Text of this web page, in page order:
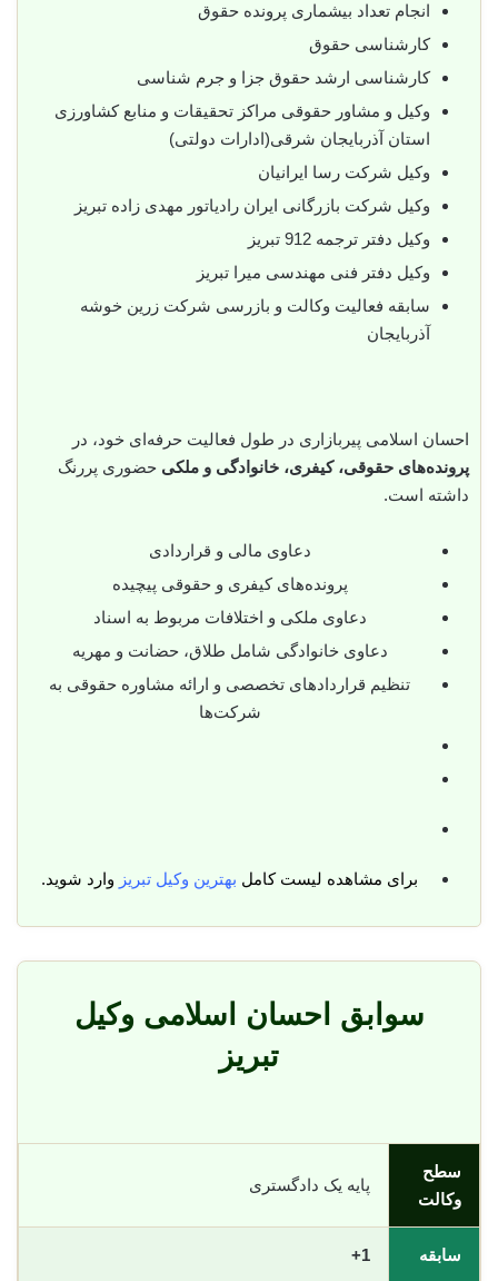
انجام تعداد بیشماری پرونده حقوق
کارشناسی حقوق
کارشناسی ارشد حقوق جزا و جرم شناسی
وکیل و مشاور حقوقی مراکز تحقیقات و منابع کشاورزی
استان آذربایجان شرقی(ادارات دولتی)
وکیل شرکت رسا ایرانیان
وکیل شرکت بازرگانی ایران رادیاتور مهدی زاده تبریز
وکیل دفتر ترجمه 912 تبریز
وکیل دفتر فنی مهندسی میرا تبریز
سابقه فعالیت وکالت و بازرسی شرکت زرین خوشه
آذربایجان
احسان اسلامی پیربازاری در طول فعالیت حرفه‌ای خود، در
پرونده‌های حقوقی، کیفری، خانوادگی و ملکی حضوری پررنگ
داشته است.
دعاوی مالی و قراردادی
پرونده‌های کیفری و حقوقی پیچیده
دعاوی ملکی و اختلافات مربوط به اسناد
دعاوی خانوادگی شامل طلاق، حضانت و مهریه
تنظیم قراردادهای تخصصی و ارائه مشاوره حقوقی به
شرکت‌ها
برای مشاهده لیست کامل بهترین وکیل تبریز وارد شوید.
سوابق احسان اسلامی وکیل
تبریز
سطح
وکالت
پایه یک دادگستری
سابقه 1+